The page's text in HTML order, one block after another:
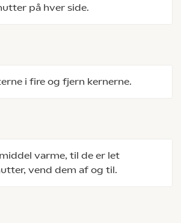
på hver side.
i fire og fjern kernerne.
varme, til de er let
vend dem af og til.